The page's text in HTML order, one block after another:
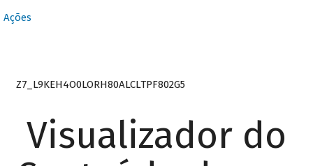
Ações
Z7_L9KEH4O0LORH80ALCLTPF802G5
Visualizador do